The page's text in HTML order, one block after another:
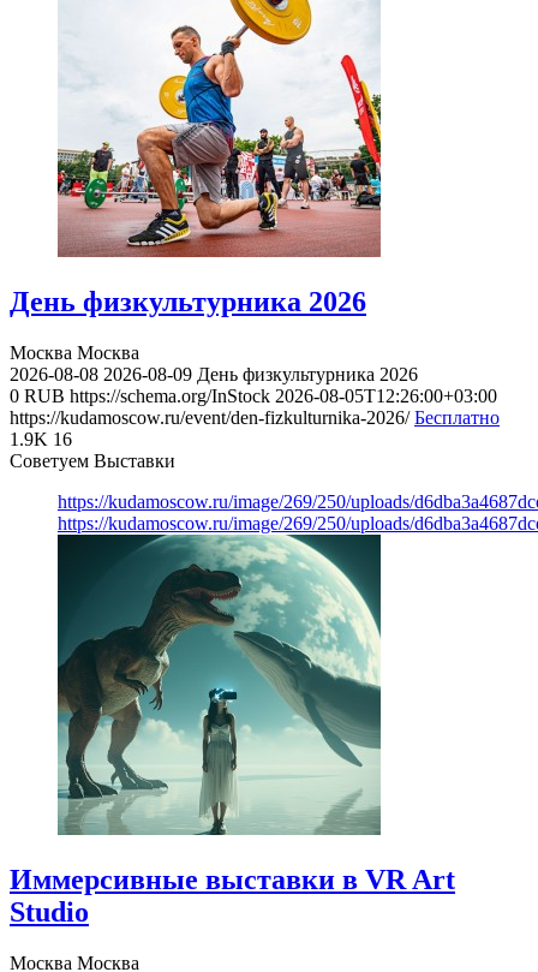
День физкультурника 2026
Москва Москва
2026-08-08 2026-08-09 День физкультурника 2026
0 RUB https://schema.org/InStock 2026-08-05T12:26:00+03:00
https://kudamoscow.ru/event/den-fizkulturnika-2026/ Бесплатно
1.9K 16
Советуем Выставки
https://kudamoscow.ru/image/269/250/uploads/
https://kudamoscow.ru/image/269/250/uploads/
Иммерсивные выставки в VR Art
Studio
Москва Москва